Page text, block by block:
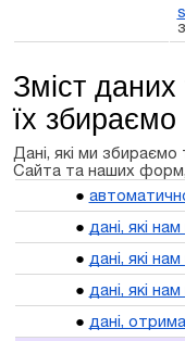
Зміст
їх збираємо
Дані, які ми
Сайта та наших форм,
автоматично
дані, які нам
дані, які нам
дані, які
дані,